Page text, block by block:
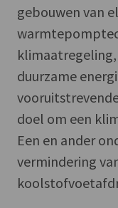
gebouwen van
duurzame
doel om een
Een en ander
vermindering